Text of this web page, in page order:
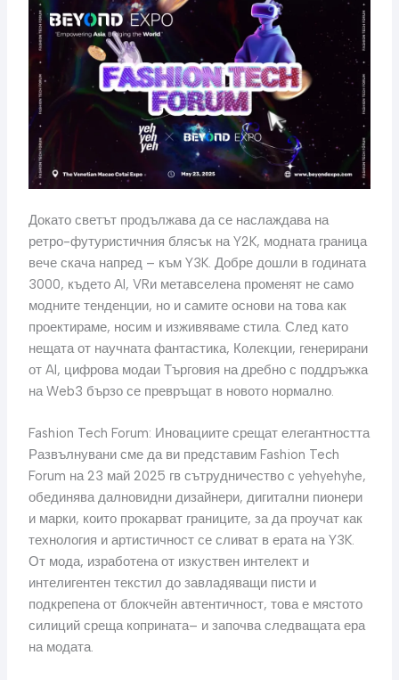
Докато светът продължава да се наслаждава на
ретро-футуристичния блясък на Y2K, модната граница
вече скача напред – към Y3K. Добре дошли в годината
3000, където AI, VRи метавселена променят не само
модните тенденции, но и самите основи на това как
проектираме, носим и изживяваме стила. След като
нещата от научната фантастика, Колекции, генерирани
от AI, цифрова модаи Търговия на дребно с поддръжка
на Web3 бързо се превръщат в новото нормално.
Fashion Tech Forum: Иновациите срещат елегантността
Развълнувани сме да ви представим Fashion Tech
Forum на 23 май 2025 гв сътрудничество с yehyehyhe,
обединява далновидни дизайнери, дигитални пионери
и марки, които прокарват границите, за да проучат как
технология и артистичност се сливат в ерата на Y3K.
От мода, изработена от изкуствен интелект и
интелигентен текстил до завладяващи писти и
подкрепена от блокчейн автентичност, това е мястото
силиций среща коприната– и започва следващата ера
на модата.